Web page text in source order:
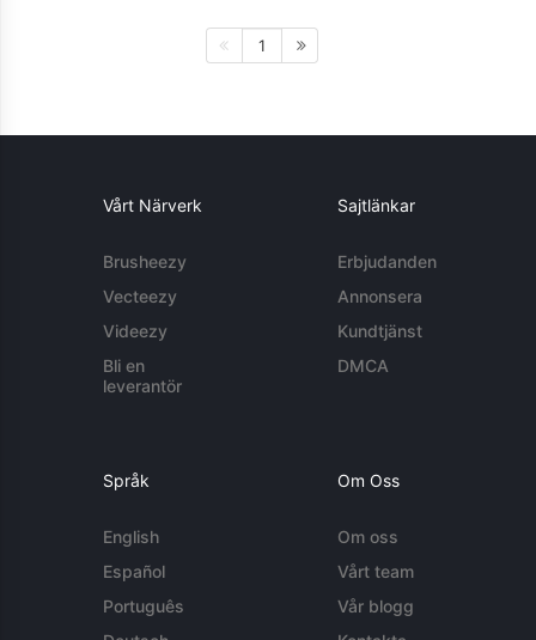
1
Vårt Närverk
Brusheezy
Vecteezy
Videezy
Bli en
leverantör
Sajtlänkar
Erbjudanden
Annonsera
Kundtjänst
DMCA
Språk
English
Español
Português
Om Oss
Om oss
Vårt team
Vår blogg